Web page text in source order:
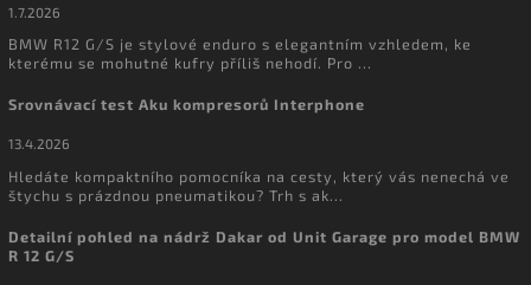
1.7.2026
BMW R12 G/S je stylové enduro s elegantním vzhledem, ke
kterému se mohutné kufry příliš nehodí. Pro ...
Srovnávací test Aku kompresorů Interphone
13.4.2026
Hledáte kompaktního pomocníka na cesty, který vás nenechá ve
štychu s prázdnou pneumatikou? Trh s ak...
Detailní pohled na nádrž Dakar od Unit Garage pro model BMW
R 12 G/S